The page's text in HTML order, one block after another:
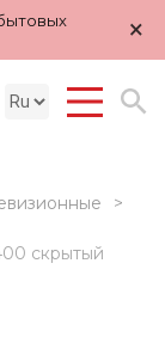
×
скрытый